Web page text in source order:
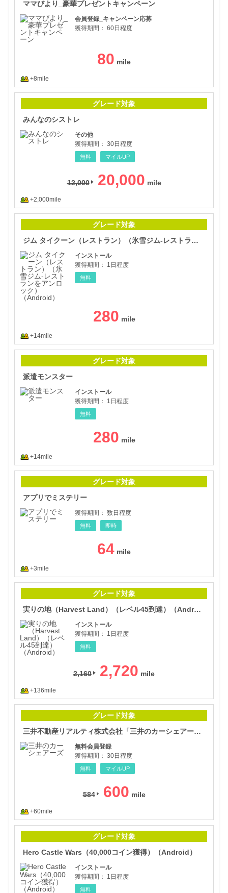
ママびより_豪華プレゼントキャンペーン
会員登録_キャンペーン応募
獲得期間： 60日程度
80
+8mile
グレード対象
みんなのシストレ
その他
獲得期間： 30日程度
無料 マイルUP
12,000 20,000
+2,000mile
グレード対象
ジム タイクーン（レストラン）（氷雪ジム‐レストランをアンロック）（Android）
インストール
獲得期間：
1日程度
無料
280
+14mile
グレード対象
派遣モンスター
インストール
獲得期間：
1日程度
無料
280
+14mile
グレード対象
アプリでミステリー
獲得期間： 数日程度
無料 即時
64
+3mile
グレード対象
実りの地（Harvest Land）（レベル45到達）（Android）
インストール
獲得期間：
1日程度
無料
2,160 2,720
+136mile
グレード対象
三井不動産リアルティ株式会社「三井のカーシェアーズ」
無料会員登録
獲得期間： 30日程度
無料 マイルUP
584 600
+60mile
グレード対象
Hero Castle Wars（40,000コイン獲得）（Android）
インストール
獲得期間：
1日程度
無料